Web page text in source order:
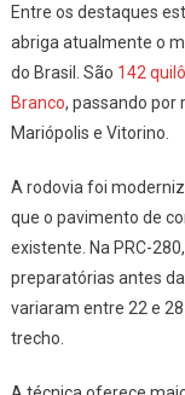
Entre os destaques
abriga atualmente o
do Brasil. São 142
Branco, passando por
Mariópolis e Vitorino.
A rodovia foi
que o pavimento de
existente. Na PRC-
preparatórias antes
variaram entre 22 e
trecho.